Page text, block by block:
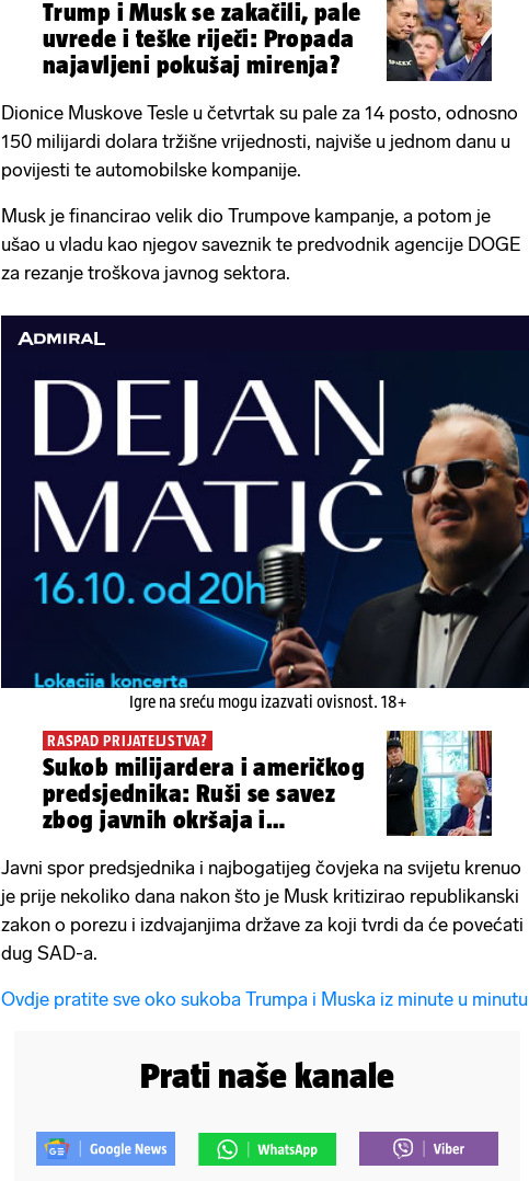
Trump i Musk se zakačili, pale
uvrede i teške riječi: Propada
najavljeni pokušaj mirenja?
Dionice Muskove Tesle u četvrtak su pale za 14 posto, odnosno
150 milijardi dolara tržišne vrijednosti, najviše u jednom danu u
povijesti te automobilske kompanije.
Musk je financirao velik dio Trumpove kampanje, a potom je
ušao u vladu kao njegov saveznik te predvodnik agencije DOGE
za rezanje troškova javnog sektora.
Igre na sreću mogu izazvati ovisnost. 18+
RASPAD PRIJATELJSTVA?
Sukob milijardera i američkog
predsjednika: Ruši se savez
zbog javnih okršaja i
Javni spor predsjednika i najbogatijeg čovjeka na svijetu krenuo
je prije nekoliko dana nakon što je Musk kritizirao republikanski
zakon o porezu i izdvajanjima države za koji tvrdi da će povećati
dug SAD-a.
Ovdje pratite sve oko sukoba Trumpa i Muska iz minute u minutu
Prati naše kanale